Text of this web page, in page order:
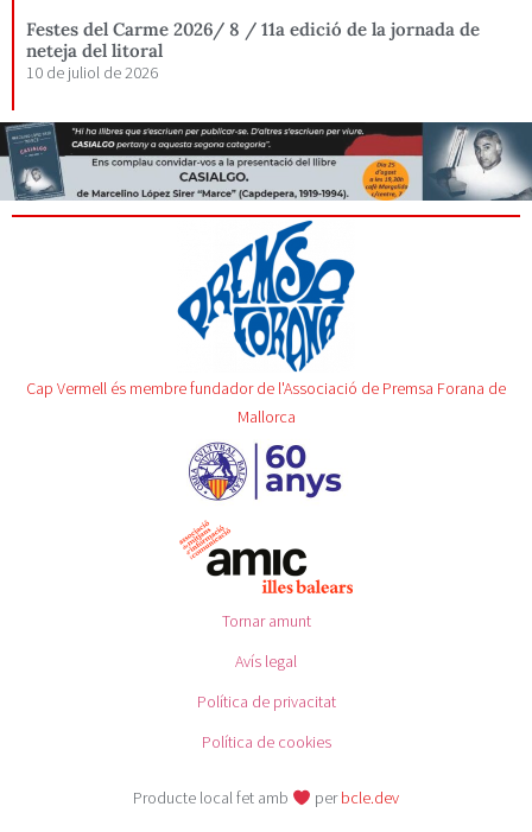
Festes del Carme 2026/ 8 / 11a edició de la jornada de
neteja del litoral
10 de juliol de 2026
Cap Vermell és membre fundador de l'Associació de Premsa Forana de
Mallorca
Tornar amunt
Avís legal
Política de privacitat
Política de cookies
Producte local fet amb perbcle.dev